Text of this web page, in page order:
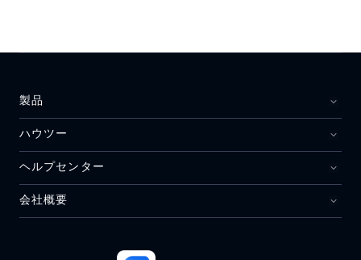
製品
ハウツー
ヘルプセンター
会社概要